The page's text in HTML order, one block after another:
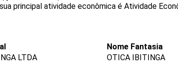
principal atividade econômica é Atividade
LTDA
Nome Fantasia
OTICA IBITINGA